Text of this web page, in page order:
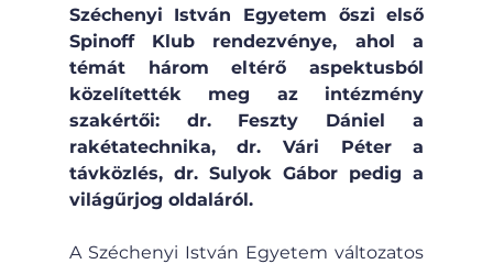
Széchenyi István Egyetem őszi első
Spinoff Klub rendezvénye, ahol a
témát három eltérő aspektusból
közelítették meg az intézmény
szakértői: dr. Feszty Dániel a
rakétatechnika, dr. Vári Péter a
távközlés, dr. Sulyok Gábor pedig a
világűrjog oldaláról.
A Széchenyi István Egyetem változatos